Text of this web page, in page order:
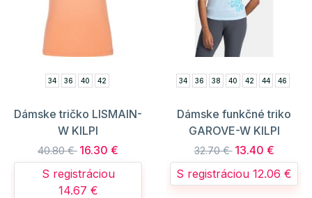
34 36 40 42
Dámske tričko LISMAIN-
W KILPI
40.80 € 16.30 €
S registráciou
14.67 €
34 36 38 40 42 44 46
Dámske funkčné triko
GAROVE-W KILPI
32.70 € 13.40 €
S registráciou 12.06 €